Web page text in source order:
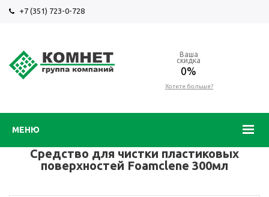
+7 (351) 723-0-728
МЕНЮ
Ваша
скидка
0%
Хотите больше?
Средство для чистки пластиковых
поверхностей Foamclene 300мл